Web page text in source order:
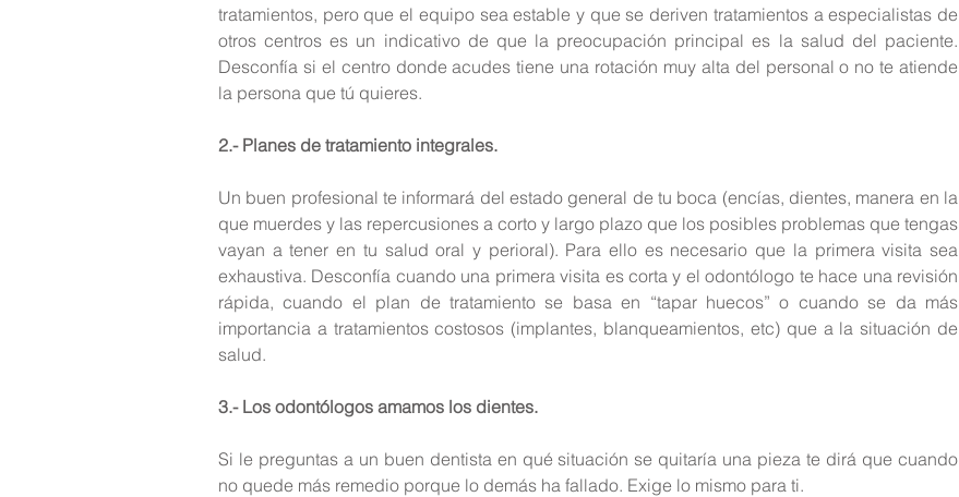
tratamientos, pero que el equipo sea estable y que se deriven tratamientos a especialistas de
otros centros es un indicativo de que la preocupación principal es la salud del paciente.
Desconfía si el centro donde acudes tiene una rotación muy alta del personal o no te atiende
la persona que tú quieres.
2.- Planes de tratamiento integrales.
Un buen profesional te informará del estado general de tu boca (encías, dientes, manera en la
que muerdes y las repercusiones a corto y largo plazo que los posibles problemas que tengas
vayan a tener en tu salud oral y perioral). Para ello es necesario que la primera visita sea
exhaustiva. Desconfía cuando una primera visita es corta y el odontólogo te hace una revisión
rápida, cuando el plan de tratamiento se basa en “tapar huecos” o cuando se da más
importancia a tratamientos costosos (implantes, blanqueamientos, etc) que a la situación de
salud.
3.- Los odontólogos amamos los dientes.
Si le preguntas a un buen dentista en qué situación se quitaría una pieza te dirá que cuando
no quede más remedio porque lo demás ha fallado. Exige lo mismo para ti.